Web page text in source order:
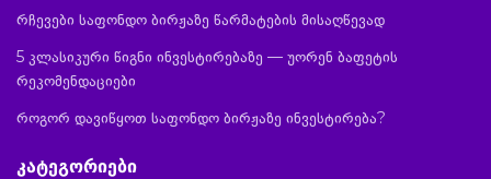
რჩევები საფონდო ბირჟაზე წარმატების მისაღწევად
5 კლასიკური წიგნი ინვესტირებაზე — უორენ ბაფეტის
რეკომენდაციები
როგორ დავიწყოთ საფონდო ბირჟაზე ინვესტირება?
კატეგორიები